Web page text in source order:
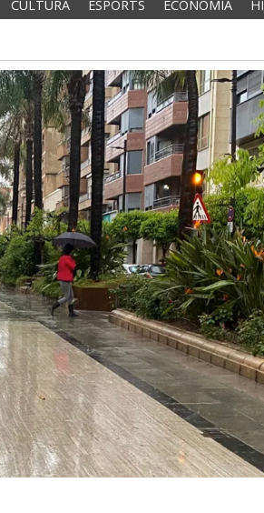
CULTURA ESPORTS ECONOMIA